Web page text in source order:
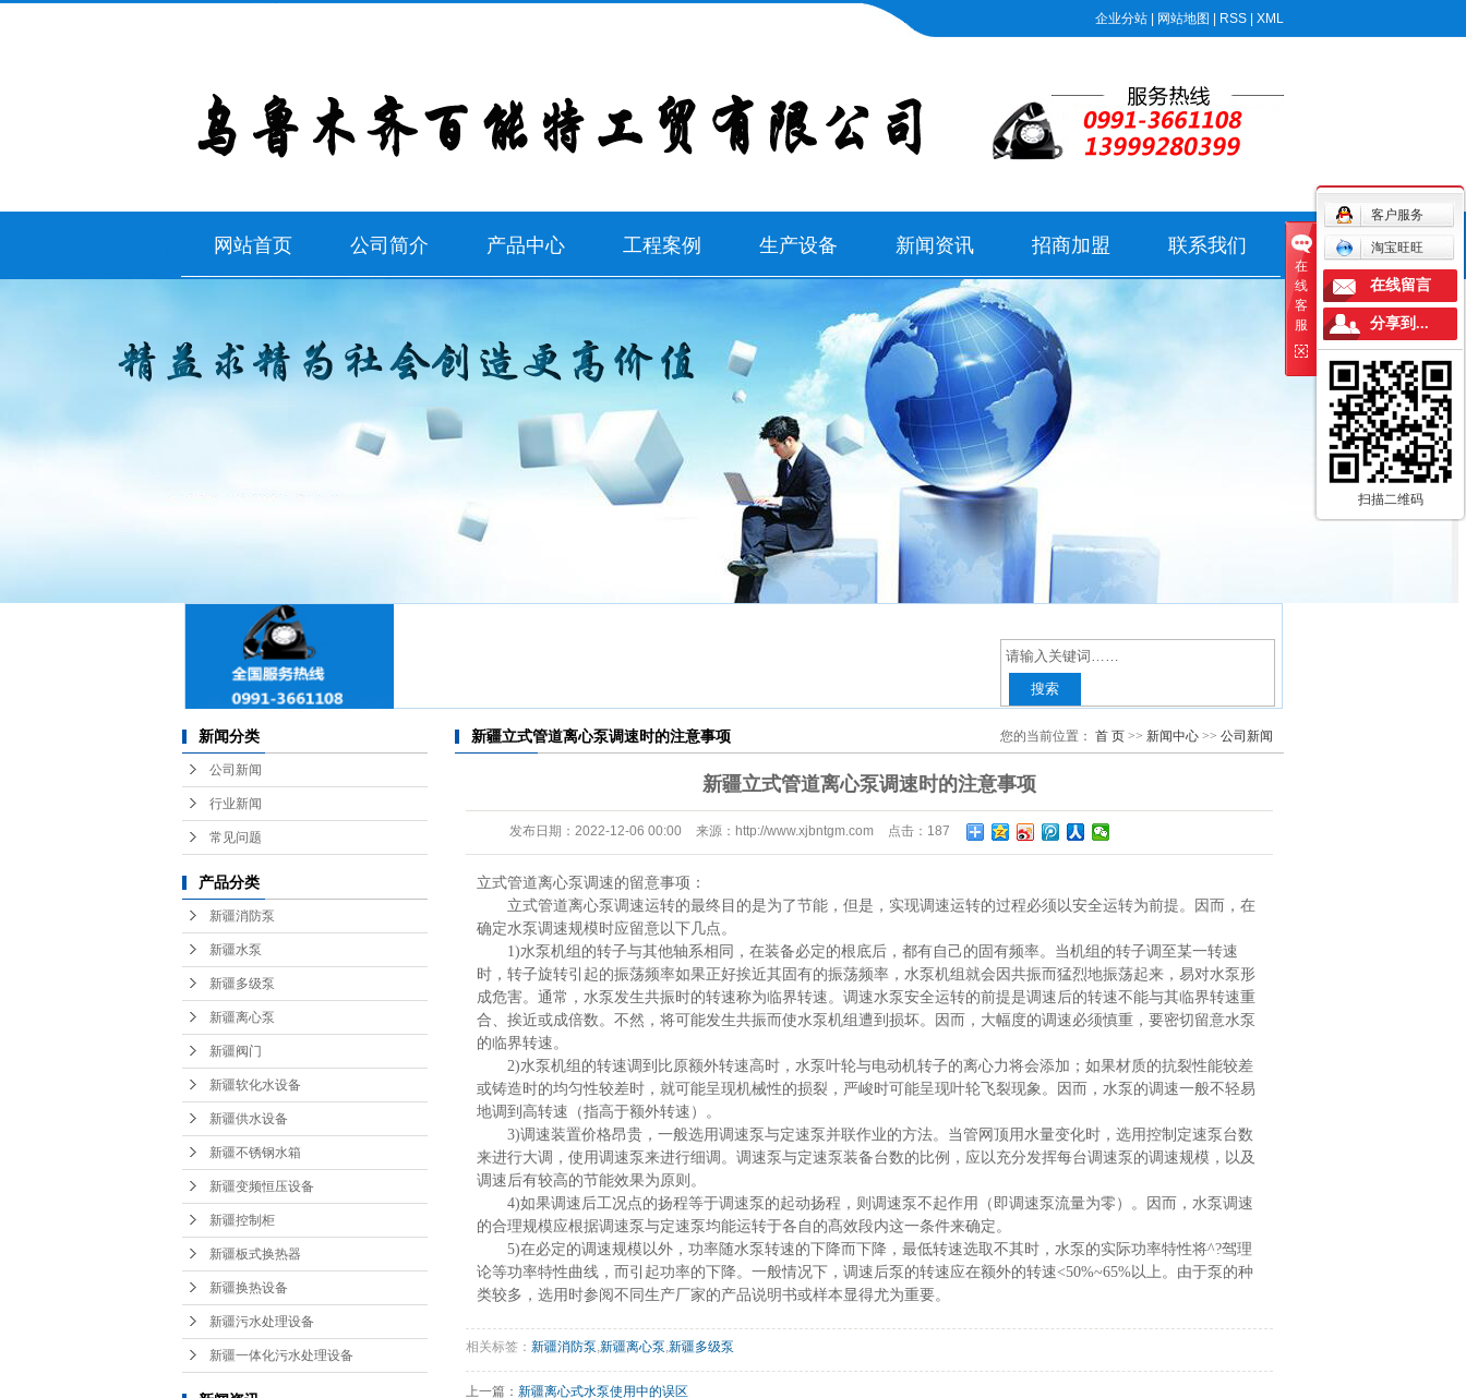
企业分站 网站地图 RSS XML
网站首页 公司简介
联系我们
产品中心
新疆水泵
新疆离心泵
新疆软化水设
设备
新疆控制柜
新疆板式换热
器
新疆换热设备
新疆污水处理
设备
新疆一体化污
水处理设备
工程案例 生产设备 新闻资讯
公司新闻
行业新闻
常见问题
招商加盟 联系我们
新闻分类
公司新闻
行业新闻
常见问题
产品分类
新疆消防泵
新疆水泵
新疆多级泵
新疆离心泵
新疆阀门
新疆软化水设备
新疆供水设备
新疆不锈钢水箱
新疆变频恒压设备
新疆控制柜
新疆板式换热器
新疆换热设备
新疆污水处理设备
新疆一体化污水处理设备
新疆立式管道离心泵调速时的注意事项 您的当前位置： 首 页 >> 新闻中心 >> 公司新闻
新疆立式管道离心泵调速时的注意事项
发布日期： 2022-12-06 00:00 来源： http://www.xjbntgm.com 点击： 187
立式管道离心泵调速的留意事项：
立式管道离心泵调速运转的最终目的是为了节能，但是，实现调速运转的过程必须以安全运转为前提。因而，在
确定水泵调速规模时应留意以下几点。
1)水泵机组的转子与其他轴系相同，在装备必定的根底后，都有自己的固有频率。当机组的转子调至某一转速
时，转子旋转引起的振荡频率如果正好挨近其固有的振荡频率，水泵机组就会因共振而猛烈地振荡起来，易对水泵形
成危害。通常，水泵发生共振时的转速称为临界转速。调速水泵安全运转的前提是调速后的转速不能与其临界转速重
合、挨近或成倍数。不然，将可能发生共振而使水泵机组遭到损坏。因而，大幅度的调速必须慎重，要密切留意水泵
的临界转速。
2)水泵机组的转速调到比原额外转速高时，水泵叶轮与电动机转子的离心力将会添加；如果材质的抗裂性能较差
或铸造时的均匀性较差时，就可能呈现机械性的损裂，严峻时可能呈现叶轮飞裂现象。因而，水泵的调速一般不轻易
地调到高转速（指高于额外转速）。
3)调速装置价格昂贵，一般选用调速泵与定速泵并联作业的方法。当管网顶用水量变化时，选用控制定速泵台数
来进行大调，使用调速泵来进行细调。调速泵与定速泵装备台数的比例，应以充分发挥每台调速泵的调速规模，以及
调速后有较高的节能效果为原则。
4)如果调速后工况点的扬程等于调速泵的起动扬程，则调速泵不起作用（即调速泵流量为零）。因而，水泵调速
的合理规模应根据调速泵与定速泵均能运转于各自的髙效段内这一条件来确定。
5)在必定的调速规模以外，功率随水泵转速的下降而下降，最低转速选取不其时，水泵的实际功率特性将^?驾理
论等功率特性曲线，而引起功率的下降。一般情况下，调速后泵的转速应在额外的转速<50%~65%以上。由于泵的种
类较多，选用时参阅不同生产厂家的产品说明书或样本显得尤为重要。
相关标签： 新疆消防泵,新疆离心泵,新疆多级泵
上一篇： 新疆离心式水泵使用中的误区
在
线
客
服
客户服务
淘宝旺旺
在线留言
分享到...
扫描二维码